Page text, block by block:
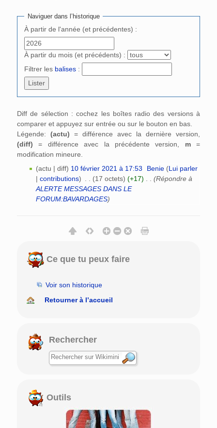
Naviguer dans l’historique
À partir de l'année (et précédentes) :
À partir du mois (et précédents) :
Filtrer les balises :
Diff de sélection : cochez les boîtes radio des versions à
comparer et appuyez sur entrée ou sur le bouton en bas.
Légende: (actu) = différence avec la dernière version,
(diff) = différence avec la précédente version, m=
modification mineure.
(actu | diff) 10 février 2021 à 17:53 Benie (Lui parler
| contributions) (17 octets) (+17)
(Répondre à
ALERTE MESSAGES DANS LE
FORUM:BAVARDAGES)
Ce que tu peux faire
Voir son historique
Retourner à l’accueil
Rechercher
Outils